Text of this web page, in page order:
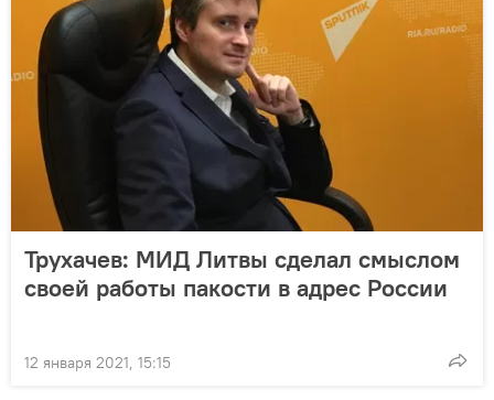
Трухачев: МИД Литвы сделал смыслом
своей работы пакости в адрес России
12 января 2021, 15:15